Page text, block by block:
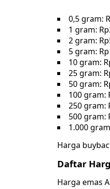
0,5 gram:
1 gram:
2 gram:
5 gram:
10 gram:
25 gram:
50 gram:
100 gram:
250 gram:
500 gram:
1.000
Harga
Daftar
Harga emas